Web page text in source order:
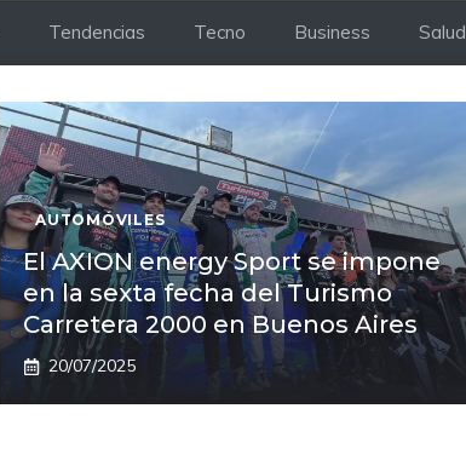
Tendencias Tecno Business Salud
AUTOMÓVILES
El AXION energy Sport se impone
en la sexta fecha del Turismo
Carretera 2000 en Buenos Aires
20/07/2025